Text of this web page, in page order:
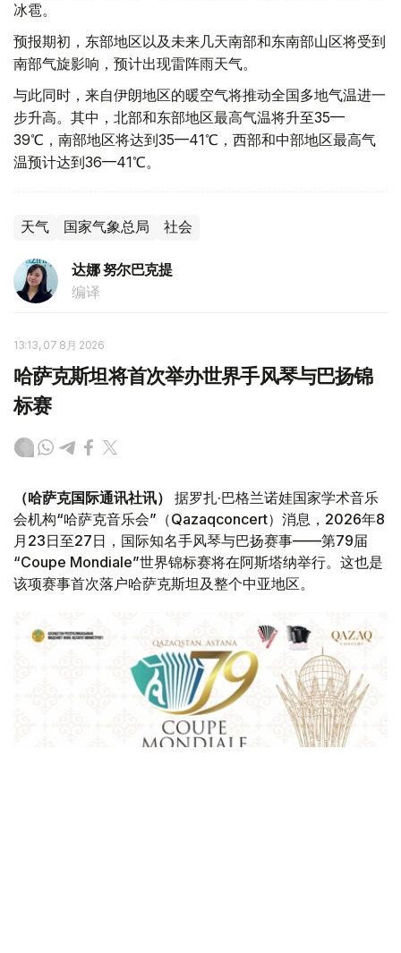
冰雹。
预报期初，东部地区以及未来几天南部和东南部山区将受到
南部气旋影响，预计出现雷阵雨天气。
与此同时，来自伊朗地区的暖空气将推动全国多地气温进一
步升高。其中，北部和东部地区最高气温将升至35—
39℃，南部地区将达到35—41℃，西部和中部地区最高气
温预计达到36—41℃。
天气 国家气象总局 社会
达娜 努尔巴克提
编译
13:13, 07 8月 2026
哈萨克斯坦将首次举办世界手风琴与巴扬锦
标赛
（哈萨克国际通讯社讯）
据罗扎·巴格兰诺娃国家学术音乐
会机构“哈萨克音乐会”（Qazaqconcert）消息，2026年8
月23日至27日，国际知名手风琴与巴扬赛事——第79届
“Coupe Mondiale”世界锦标赛将在阿斯塔纳举行。这也是
该项赛事首次落户哈萨克斯坦及整个中亚地区。